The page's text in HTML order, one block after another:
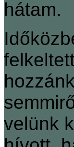
hátam.
velünk